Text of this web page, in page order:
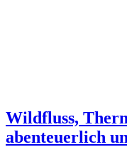
Wildfluss,
abenteuerlich